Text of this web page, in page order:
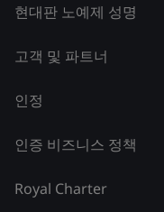
현대판 노예제 성명
고객 및 파트너
인정
인증 비즈니스 정책
Royal Charter